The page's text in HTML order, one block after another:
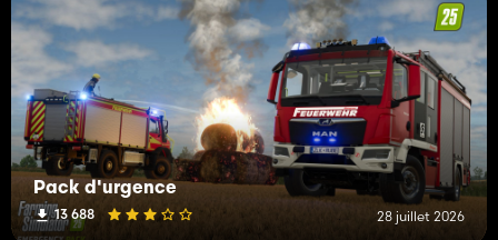
Pack d'urgence
13 688 28 juillet 2026